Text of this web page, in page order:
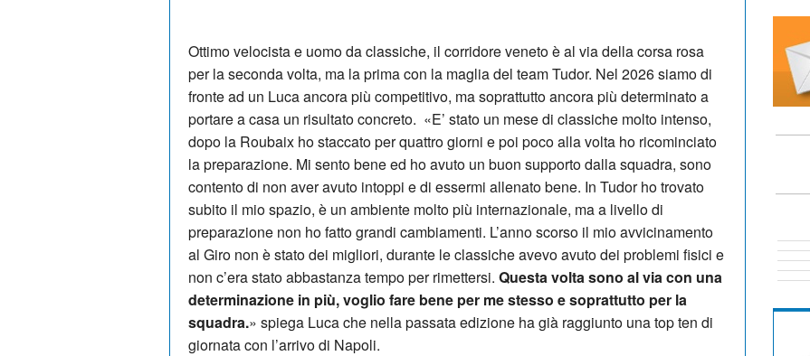
Ottimo velocista e uomo da classiche, il corridore veneto è al via della corsa rosa
per la seconda volta, ma la prima con la maglia del team Tudor. Nel 2026 siamo di
fronte ad un Luca ancora più competitivo, ma soprattutto ancora più determinato a
portare a casa un risultato concreto. «E’ stato un mese di classiche molto intenso,
dopo la Roubaix ho staccato per quattro giorni e poi poco alla volta ho ricominciato
la preparazione. Mi sento bene ed ho avuto un buon supporto dalla squadra, sono
contento di non aver avuto intoppi e di essermi allenato bene. In Tudor ho trovato
subito il mio spazio, è un ambiente molto più internazionale, ma a livello di
preparazione non ho fatto grandi cambiamenti. L’anno scorso il mio avvicinamento
al Giro non è stato dei migliori, durante le classiche avevo avuto dei problemi fisici e
non c’era stato abbastanza tempo per rimettersi. Questa volta sono al via con una
determinazione in più, voglio fare bene per me stesso e soprattutto per la
squadra.» spiega Luca che nella passata edizione ha già raggiunto una top ten di
giornata con l’arrivo di Napoli.